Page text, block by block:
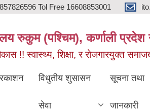
Tol Free 16608853001
रुकुम (पश्चिम), कर्णाली प्रदेश
!! स्वास्थ्य, शिक्षा, र रोजगारयुक्त
विधुतीय शुसासन
सेवा
सूचना तथा
जानकारी